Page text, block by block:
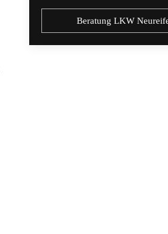
Beratung LKW